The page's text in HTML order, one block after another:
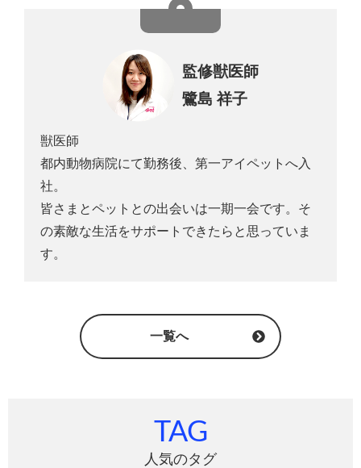
監修獣医師
鷺島 祥子
獣医師
都内動物病院にて勤務後、第一アイペットへ入
社。
皆さまとペットとの出会いは一期一会です。そ
の素敵な生活をサポートできたらと思っていま
す。
一覧へ
TAG
人気のタグ